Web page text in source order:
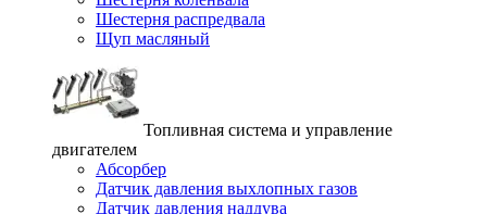
Шестерня распредвала
Щуп масляный
Топливная система и управление
двигателем
Абсорбер
Датчик давления выхлопных газов
Датчик давления наддува